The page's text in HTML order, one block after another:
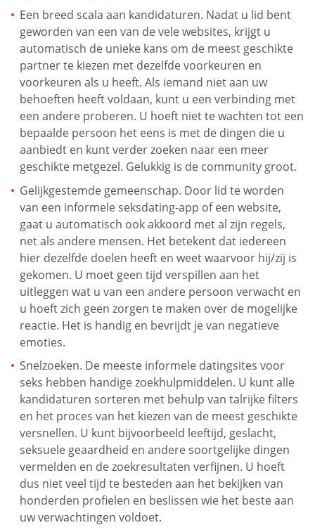
Een breed scala aan kandidaturen. Nadat u lid bent
geworden van een van de vele websites, krijgt u
automatisch de unieke kans om de meest geschikte
partner te kiezen met dezelfde voorkeuren en
voorkeuren als u heeft. Als iemand niet aan uw
behoeften heeft voldaan, kunt u een verbinding met
een andere proberen. U hoeft niet te wachten tot een
bepaalde persoon het eens is met de dingen die u
aanbiedt en kunt verder zoeken naar een meer
geschikte metgezel. Gelukkig is de community groot.
Gelijkgestemde gemeenschap. Door lid te worden
van een informele seksdating-app of een website,
gaat u automatisch ook akkoord met al zijn regels,
net als andere mensen. Het betekent dat iedereen
hier dezelfde doelen heeft en weet waarvoor hij/zij is
gekomen. U moet geen tijd verspillen aan het
uitleggen wat u van een andere persoon verwacht en
u hoeft zich geen zorgen te maken over de mogelijke
reactie. Het is handig en bevrijdt je van negatieve
emoties.
Snelzoeken. De meeste informele datingsites voor
seks hebben handige zoekhulpmiddelen. U kunt alle
kandidaturen sorteren met behulp van talrijke filters
en het proces van het kiezen van de meest geschikte
versnellen. U kunt bijvoorbeeld leeftijd, geslacht,
seksuele geaardheid en andere soortgelijke dingen
vermelden en de zoekresultaten verfijnen. U hoeft
dus niet veel tijd te besteden aan het bekijken van
honderden profielen en beslissen wie het beste aan
uw verwachtingen voldoet.